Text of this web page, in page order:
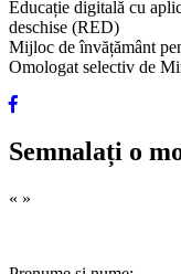
Educație digitală cu
deschise (RED)
Mijloc de învățământ
Omologat selectiv de
Semnalați o
« »